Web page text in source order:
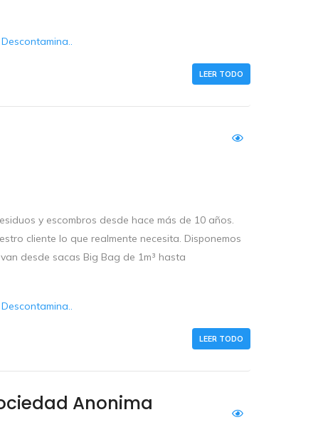
LEER TODO
y escombros desde hace más de 10 años.
cliente lo que realmente necesita. Disponemos
desde sacas Big Bag de 1m³ hasta
LEER TODO
Anonima